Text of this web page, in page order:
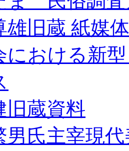
雄旧蔵 紙媒
における新
旧蔵資料
男氏主宰現